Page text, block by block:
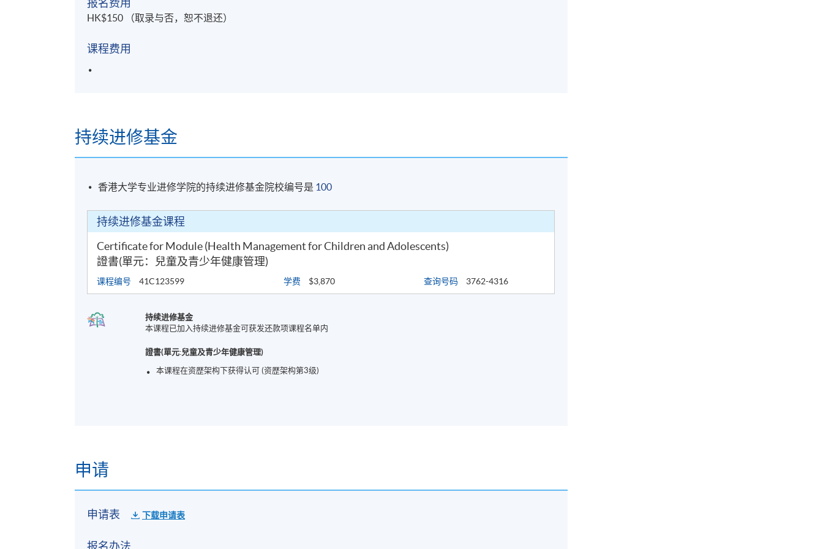
报名费用
HK$150 （取录与否，恕不退还）
课程费用
持续进修基金
香港大学专业进修学院的持续进修基金院校编号是 100
持续进修基金课程
Certificate for Module (Health Management for Children and Adolescents)
證書(單元：兒童及青少年健康管理)
课程编号 41C123599 学费 $3,870 查询号码 3762-4316
持续进修基金
本课程已加入持续进修基金可获发还款项课程名单内
證書(單元:兒童及青少年健康管理)
本课程在资歴架构下获得认可 (资歴架构第3级)
申请
申请表 下载申请表
报名办法